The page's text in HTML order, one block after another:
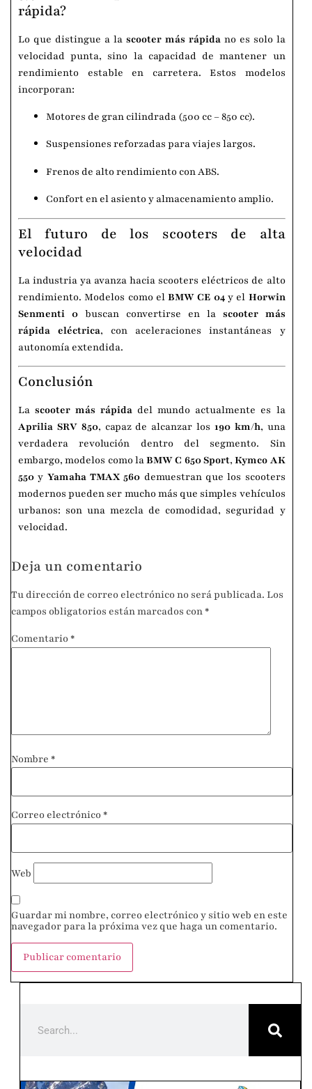
rápida?
Lo que distingue a la scooter más rápidano es solo la
velocidad punta, sino la capacidad de mantener un
rendimiento estable en carretera. Estos modelos
incorporan:
Motores de gran cilindrada (500 cc – 850 cc).
Suspensiones reforzadas para viajes largos.
Frenos de alto rendimiento con ABS.
Confort en el asiento y almacenamiento amplio.
El futuro de los scooters de alta
velocidad
La industria ya avanza hacia scooters eléctricos de alto
rendimiento. Modelos como elBMW CE 04y el Horwin
Senmenti 0buscan convertirse en la scooter más
rápida eléctrica, con aceleraciones instantáneas y
autonomía extendida.
Conclusión
Lascooter más rápida del mundo actualmente es la
Aprilia SRV 850, capaz de alcanzar los 190 km/h, una
verdadera revolución dentro del segmento. Sin
embargo, modelos como laBMW C 650 Sport,Kymco AK
550 y Yamaha TMAX 560 demuestran que los scooters
modernos pueden ser mucho más que simples vehículos
urbanos: son una mezcla de comodidad, seguridad y
velocidad.
Deja un comentario
Tu dirección de correo electrónico no será publicada. Los
campos obligatorios están marcados con *
Comentario *
Nombre *
Correo electrónico *
Web
Guardar mi nombre, correo electrónico y sitio web en este
navegador para la próxima vez que haga un comentario.